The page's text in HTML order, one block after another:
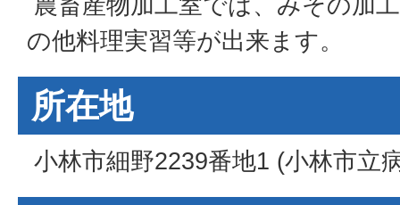
の他料理実習等が出来ます。
所在地
小林市細野2239番地1 (小林市立